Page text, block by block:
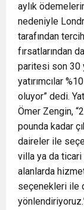
aylık
nedeniyle
tarafından
fırsatlarından
paritesi son 30
yatırımcılar
oluyor” dedi.
Ömer Zengin,
pounda kadar
daireler ile
villa ya da
alanlarda
seçenekleri ile